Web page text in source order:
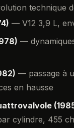
technique
— V12 3,9 L,
—
— passage à
en hausse
cylindre, 455